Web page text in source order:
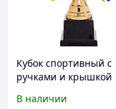
Кубок спортивный с
ручками и крышкой
высота 45см золотой:-
В наличии